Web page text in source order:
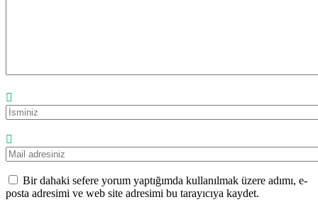
Bir dahaki sefere yorum yaptığımda kullanılmak üzere adımı, e-
posta adresimi ve web site adresimi bu tarayıcıya kaydet.